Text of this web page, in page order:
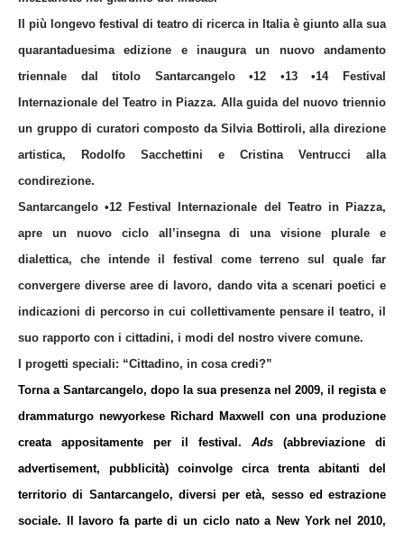
Il più longevo festival di teatro di ricerca in Italia è giunto alla sua
quarantaduesima edizione e inaugura un nuovo andamento
triennale dal titolo Santarcangelo •12 •13 •14 Festival
Internazionale del Teatro in Piazza. Alla guida del nuovo triennio
un gruppo di curatori composto daSilvia Bottiroli, alla direzione
artistica,
Rodolfo Sacchettini e Cristina Ventrucci alla
condirezione.
Santarcangelo •12 Festival Internazionale del Teatro in Piazza,
apre un nuovo ciclo all’insegna di una visione plurale e
dialettica, che intende il festival come terreno sul quale far
convergere diverse aree di lavoro, dando vita a scenari poetici e
indicazioni di percorso in cui collettivamente pensare il teatro, il
suo rapporto con i cittadini, i modi del nostro vivere comune.
I progetti speciali: “Cittadino, in cosa credi?”
Torna a Santarcangelo, dopo la sua presenza nel 2009, il regista e
drammaturgo newyorkese Richard Maxwell con una produzione
creata appositamente per il festival . Ads (abbreviazione di
advertisement, pubblicità) coinvolge circa trenta abitanti del
territorio di Santarcangelo, diversi per età, sesso ed estrazione
sociale. Il lavoro fa parte di un ciclo nato a New York nel 2010,